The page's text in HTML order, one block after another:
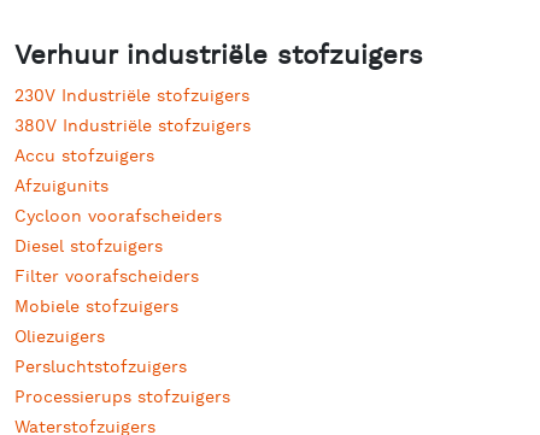
Verhuur industriële stofzuigers
230V Industriële stofzuigers
380V Industriële stofzuigers
Accu stofzuigers
Afzuigunits
Cycloon voorafscheiders
Diesel stofzuigers
Filter voorafscheiders
Mobiele stofzuigers
Oliezuigers
Persluchtstofzuigers
Processierups stofzuigers
Waterstofzuigers